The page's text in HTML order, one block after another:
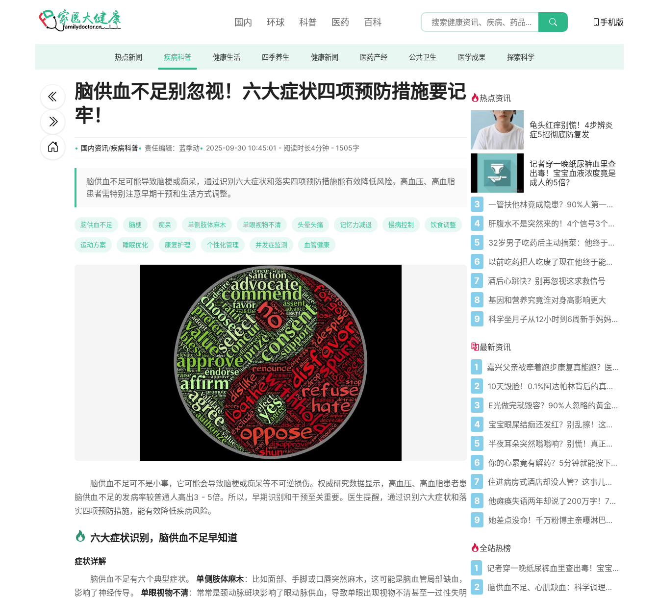
国内 环球 科普 医药 百科 手机版
热点新闻 疾病科普 健康生活 四季养生 健康新闻 医药产经 公共卫生 医学成果 探索科学
脑供血不足别忽视！六大症状四项预防措施要记
牢！
国内资讯/疾病科普 责任编辑：蓝季动 2025-09-30 10:45:01 - 阅读时长4分钟 - 1505字
脑供血不足可能导致脑梗或痴呆，通过识别六大症状和落实四项预防措施能有效降低风险。高血压、高血脂
患者需特别注意早期干预和生活方式调整。
脑供血不足 脑梗 痴呆 单侧肢体麻木 单眼视物不清 头晕头痛 记忆力减退 慢病控制 饮食调整
运动方案 睡眠优化 康复护理 个性化管理 并发症监测 血管健康
脑供血不足可不是小事，它可能会导致脑梗或痴呆等不可逆损伤。权威研究数据显示，高血压、高血脂患者患
脑供血不足的发病率较普通人高出3 - 5倍。所以，早期识别和干预至关重要。医生提醒，通过识别六大症状和落
实四项预防措施，能有效降低疾病风险。
六大症状识别，脑供血不足早知道
症状详解
脑供血不足有六个典型症状。单侧肢体麻木：比如面部、手脚或口唇突然麻木，这可能是脑血管局部缺血，
影响了神经传导。单眼视物不清：常常是颈动脉斑块影响了眼动脉供血，导致单眼出现视物不清甚至一过性失明
热点资讯
龟头红痒别慌！4步辨炎
症5招彻底防复发
记者穿一晚纸尿裤血里查
出毒！宝宝血液浓度竟是
成人的5倍？
3 一管扶他林竟成隐患？90%人第一步就错了！
4 肝腹水不是突然来的！4个信号3个管理要点别等肚子鼓起来
5 32岁男子吃药后主动摘菜：他终于活过来了？
6 以前吃药把人吃废了现在他终于能好起来了
7 酒后心跳快？别再忽视这求救信号
8 基因和营养究竟谁对身高影响更大
9 科学坐月子从12小时到6周新手妈妈必藏护理攻略
最新资讯
1 嘉兴父亲被牵着跑步康复真能跑？医生悄悄说这5步错一步就白练
2 10天毁脸！0.1%阿达帕林背后的真相你敢看吗？
3 E光做完就毁容？90%人忽略的黄金7天护理真相！
4 宝宝眼屎结痂还发红？别乱擦！这病正在偷偷堵住泪道
5 半夜耳朵突然嗡嗡响？别慌！真正原因可能和你想的完全不一样
6 你的心累竟有解药？5分钟就能按下暂停键！
7 住进病房式酒店却没人管？这事儿到底谁来负责！
8 他瘫痪失语两年却说了200万字！7岁女儿听爸爸讲笑话笑出声
9 她差点没命！千万粉博主亲曝淋巴结肿大竟是癌症前兆
全站热榜
1 记者穿一晚纸尿裤血里查出毒！宝宝血液浓度竟是成人的5倍？
2 脑供血不足、心肌缺血：科学调理全攻略